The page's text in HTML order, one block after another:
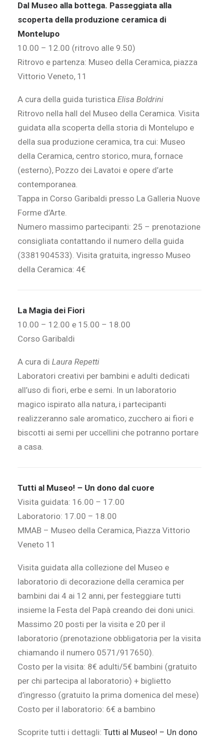
Dal Museo alla bottega. Passeggiata alla
scoperta della produzione ceramica di
Montelupo
10.00 – 12.00 (ritrovo alle 9.50)
Ritrovo e partenza: Museo della Ceramica, piazza
Vittorio Veneto, 11
A cura della guida turistica Elisa Boldrini
Ritrovo nella hall del Museo della Ceramica. Visita
guidata alla scoperta della storia di Montelupo e
della sua produzione ceramica, tra cui: Museo
della Ceramica, centro storico, mura, fornace
(esterno), Pozzo dei Lavatoi e opere d’arte
contemporanea.
Tappa in Corso Garibaldi presso La Galleria Nuove
Forme d’Arte.
Numero massimo partecipanti: 25 – prenotazione
consigliata contattando il numero della guida
(3381904533). Visita gratuita, ingresso Museo
della Ceramica: 4€
La Magia dei Fiori
10.00 – 12.00 e 15.00 – 18.00
Corso Garibaldi
A cura di Laura Repetti
Laboratori creativi per bambini e adulti dedicati
all’uso di fiori, erbe e semi. In un laboratorio
magico ispirato alla natura, i partecipanti
realizzeranno sale aromatico, zucchero ai fiori e
biscotti ai semi per uccellini che potranno portare
a casa.
Tutti al Museo! – Un dono dal cuore
Visita guidata: 16.00 – 17.00
Laboratorio: 17.00 – 18.00
MMAB – Museo della Ceramica, Piazza Vittorio
Veneto 11
Visita guidata alla collezione del Museo e
laboratorio di decorazione della ceramica per
bambini dai 4 ai 12 anni, per festeggiare tutti
insieme la Festa del Papà creando dei doni unici.
Massimo 20 posti per la visita e 20 per il
laboratorio (prenotazione obbligatoria per la visita
chiamando il numero 0571/917650).
Costo per la visita: 8€ adulti/5€ bambini (gratuito
per chi partecipa al laboratorio) + biglietto
d’ingresso (gratuito la prima domenica del mese)
Costo per il laboratorio: 6€ a bambino
Scoprite tutti i dettagli: Tutti al Museo! – Un dono